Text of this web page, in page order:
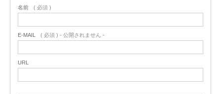
名前 ( 必須 )
E-MAIL ( 必須 ) - 公開されません -
URL